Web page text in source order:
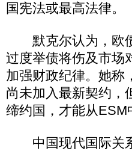
国宪法或最高法律。
默克尔认为，欧债
过度举债将伤及市场
加强财政纪律。她称
尚未加入最新契约，
缔约国，才能从ESM
中国现代国际关系